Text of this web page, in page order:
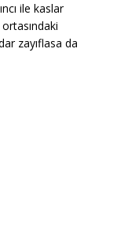
ile kaslar
zayıflasa da